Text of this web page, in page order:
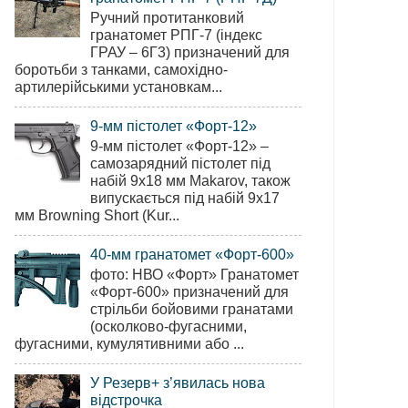
Ручний протитанковий
гранатомет РПГ-7 (індекс
ГРАУ – 6Г3) призначений для
боротьби з танками, самохідно-
артилерійськими установкам...
9-мм пістолет «Форт-12»
9-мм пістолет «Форт-12» –
самозарядний пістолет під
набій 9х18 мм Makarov, також
випускається під набій 9х17
мм Browning Short (Kur...
40-мм гранатомет «Форт-600»
фото: НВО «Форт» Гранатомет
«Форт-600» призначений для
стрільби бойовими гранатами
(осколково-фугасними,
фугасними, кумулятивними або ...
У Резерв+ з’явилась нова
відстрочка